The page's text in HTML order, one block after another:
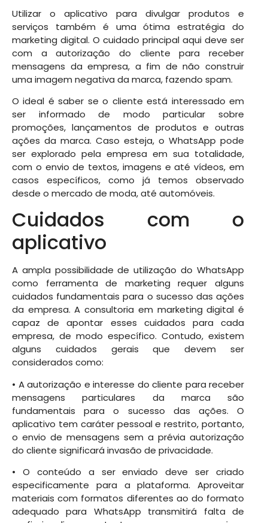
Utilizar o aplicativo para divulgar produtos e
serviços também é uma ótima estratégia do
marketing digital. O cuidado principal aqui deve ser
com a autorização do cliente para receber
mensagens da empresa, a fim de não construir
uma imagem negativa da marca, fazendo spam.
O ideal é saber se o cliente está interessado em
ser informado de modo particular sobre
promoções, lançamentos de produtos e outras
ações da marca. Caso esteja, o WhatsApp pode
ser explorado pela empresa em sua totalidade,
com o envio de textos, imagens e até vídeos, em
casos específicos, como já temos observado
desde o mercado de moda, até automóveis.
Cuidados com o
aplicativo
A ampla possibilidade de utilização do WhatsApp
como ferramenta de marketing requer alguns
cuidados fundamentais para o sucesso das ações
da empresa. A consultoria em marketing digital é
capaz de apontar esses cuidados para cada
empresa, de modo específico. Contudo, existem
alguns cuidados gerais que devem ser
considerados como:
• A autorização e interesse do cliente para receber
mensagens particulares da marca são
fundamentais para o sucesso das ações. O
aplicativo tem caráter pessoal e restrito, portanto,
o envio de mensagens sem a prévia autorização
do cliente significará invasão de privacidade.
• O conteúdo a ser enviado deve ser criado
especificamente para a plataforma. Aproveitar
materiais com formatos diferentes ao do formato
adequado para WhatsApp transmitirá falta de